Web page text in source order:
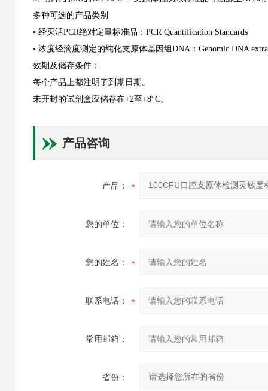
多种可选的产品类别
• 经灭活PCR绝对定量标准品 ： PCR Quantification Standards
• 浓度经滴度测定的纯化支原体基因组 DNA ： Genomic DNA
效期及储存条件：
每个产品上都注明了到期日期。
未开封的试剂盒应储存在+2至+8°C。
产品咨询
产品：
您的单位：
您的姓名：
联系电话：
常用邮箱：
省份：